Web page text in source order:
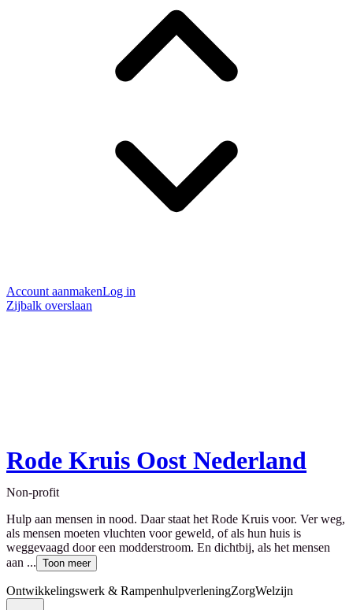
Account aanmakenLog in
Zijbalk overslaan
Rode Kruis Oost Nederland
Non-profit
Hulp aan mensen in nood. Daar staat het Rode Kruis voor. Ver weg,
als mensen moeten vluchten voor geweld, of als hun huis is
weggevaagd door een modderstroom. En dichtbij, als het mensen
aan ... Toon meer
Ontwikkelingswerk & RampenhulpverleningZorgWelzijn